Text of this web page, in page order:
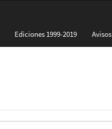
Ediciones 1999-2019 Avisos